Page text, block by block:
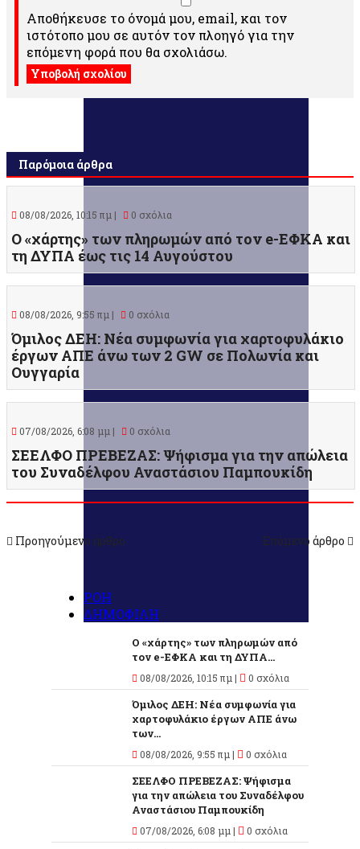
Αποθήκευσε το όνομά μου, email, και τον
ιστότοπο μου σε αυτόν τον πλοηγό για την
επόμενη φορά που θα σχολιάσω.
Παρόμοια άρθρα
08/08/2026, 10:15 πμ | 0 σχόλια
Ο «χάρτης» των πληρωμών από τον e-ΕΦΚΑ και
τη ΔΥΠΑ έως τις 14 Αυγούστου
08/08/2026, 9:55 πμ | 0 σχόλια
Όμιλος ΔΕΗ: Νέα συμφωνία για χαρτοφυλάκιο
έργων ΑΠΕ άνω των 2 GW σε Πολωνία και
Ουγγαρία
07/08/2026, 6:08 μμ | 0 σχόλια
ΣΕΕΛΦΟ ΠΡΕΒΕΖΑΣ: Ψήφισμα για την απώλεια
του Συναδέλφου Αναστάσιου Παμπουκίδη
Προηγούμενο άρθρο Επόμενο άρθρο
ΡΟΗ
ΔΗΜΟΦΙΛΗ
Ο «χάρτης» των πληρωμών από
τον e-ΕΦΚΑ και τη ΔΥΠΑ...
08/08/2026, 10:15 πμ | 0 σχόλια
Όμιλος ΔΕΗ: Νέα συμφωνία για
χαρτοφυλάκιο έργων ΑΠΕ άνω
των...
08/08/2026, 9:55 πμ | 0 σχόλια
ΣΕΕΛΦΟ ΠΡΕΒΕΖΑΣ: Ψήφισμα
για την απώλεια του Συναδέλφου
Αναστάσιου Παμπουκίδη
07/08/2026, 6:08 μμ | 0 σχόλια